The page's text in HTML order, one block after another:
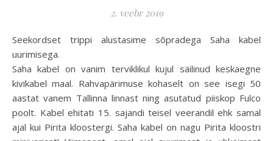
2. veebr 2019
Seekordset trippi alustasime sõpradega Saha kabel
uurimisega.
Saha kabel on vanim terviklikul kujul säilinud keskaegne
kivikabel maal. Rahvapärimuse kohaselt on see isegi 50
aastat vanem Tallinna linnast ning asutatud piiskop Fulco
poolt. Kabel ehitati 15. sajandi teisel veerandil ehk samal
ajal kui Pirita kloostergi. Saha kabel on nagu Pirita kloostri